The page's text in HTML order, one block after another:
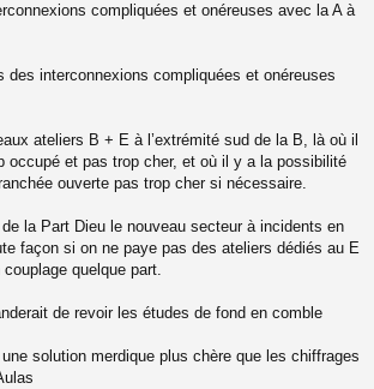
compliquées et onéreuses avec la A à
des interconnexions compliquées et onéreuses
ateliers B + E à l’extrémité sud de la B, là où il
occupé et pas trop cher, et où il y a la possibilité
ouverte pas trop cher si nécessaire.
la Part Dieu le nouveau secteur à incidents en
façon si on ne paye pas des ateliers dédiés au E
quelque part.
de revoir les études de fond en comble
solution merdique plus chère que les chiffrages